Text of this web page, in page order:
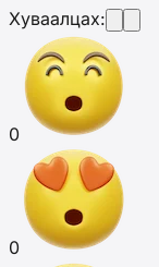
Хуваалцах:
0
0